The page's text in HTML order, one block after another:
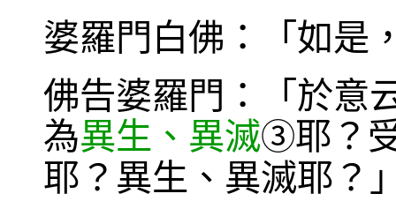
婆羅門白佛：「如是
佛告婆羅門：「於意
為異生、異滅③耶？
耶？異生、異滅耶？